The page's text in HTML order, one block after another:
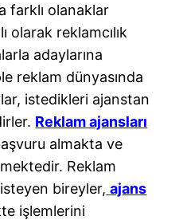
farklı olanaklar
olarak reklamcılık
adaylarına
reklam dünyasında
istedikleri ajanstan
Reklam ajansları
almakta ve
Reklam
bireyler, ajans
işlemlerini